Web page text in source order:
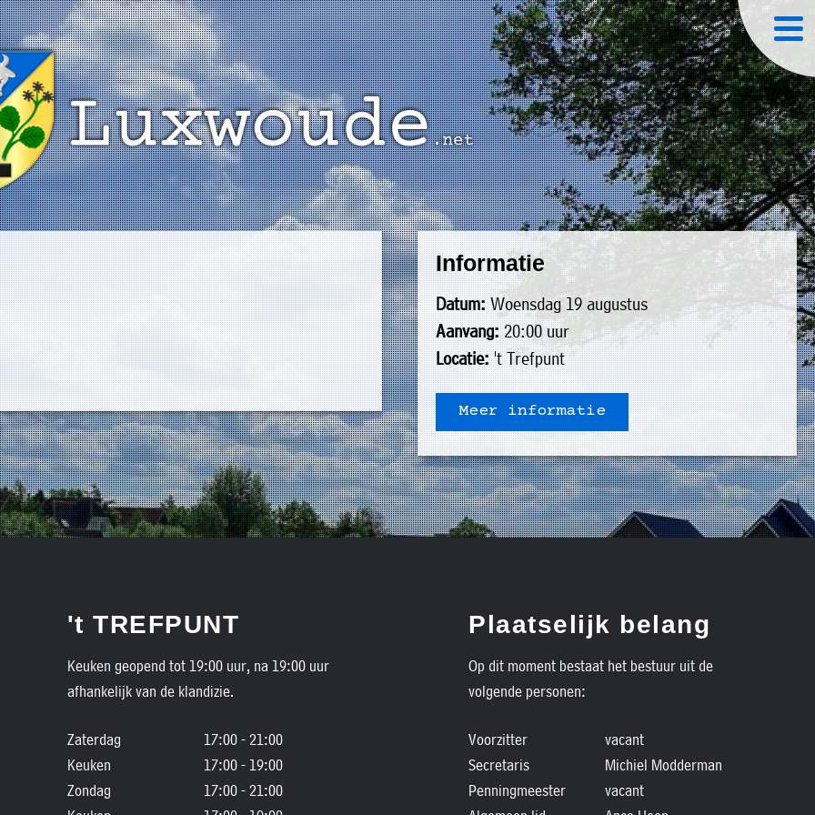
Informatie
Datum:Woensdag 19 augustus
Aanvang:20:00 uur
Locatie:'t Trefpunt
Meer informatie
't TREFPUNT
Keuken geopend tot 19:00 uur, na 19:00 uur
afhankelijk van de klandizie.
Zaterdag
17:00 - 21:00
Keuken
17:00 - 19:00
Zondag
17:00 - 21:00
Plaatselijk belang
Op dit moment bestaat het bestuur uit de
volgende personen:
Voorzitter
vacant
Secretaris
Michiel Modderman
Penningmeester
vacant